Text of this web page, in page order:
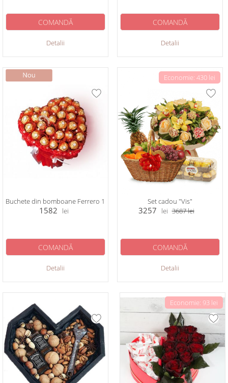
Detalii
COMANDĂ
Detalii
COMANDĂ
Buchete din bomboane Ferrero 1
1582 lei
Detalii
COMANDĂ
Economie: 430 lei
Set cadou "Vis"
3257 lei 3687lei
Detalii
COMANDĂ
Economie: 93 lei